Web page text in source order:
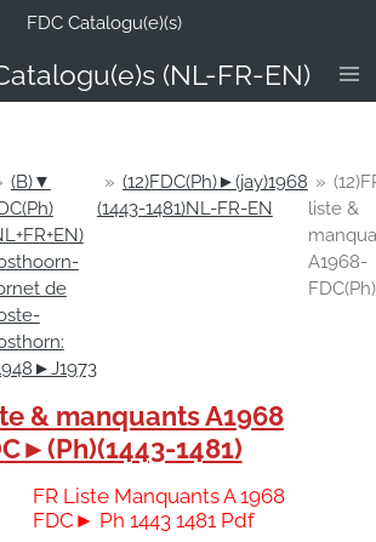
(NL-FR-EN)
FDC Catalogu(e)(s)
(B)▼
de
» (12)FDC(Ph)►(jay)1968
(1443-1481)NL-FR-EN
»
liste &
A1968-
FDC(Ph)
& manquants A1968
1481)
FR Liste Manquants A 1968
FDC► Ph 1443 1481 Pdf